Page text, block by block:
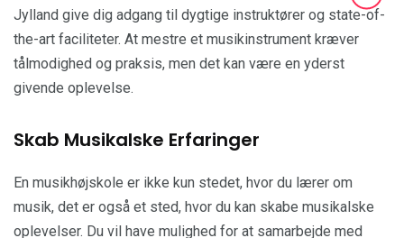
Jylland give dig adgang til dygtige instruktører og state-of-
the-art faciliteter. At mestre et musikinstrument kræver
tålmodighed og praksis, men det kan være en yderst
givende oplevelse.
Skab Musikalske Erfaringer
En musikhøjskole er ikke kun stedet, hvor du lærer om
musik, det er også et sted, hvor du kan skabe musikalske
oplevelser. Du vil have mulighed for at samarbejde med